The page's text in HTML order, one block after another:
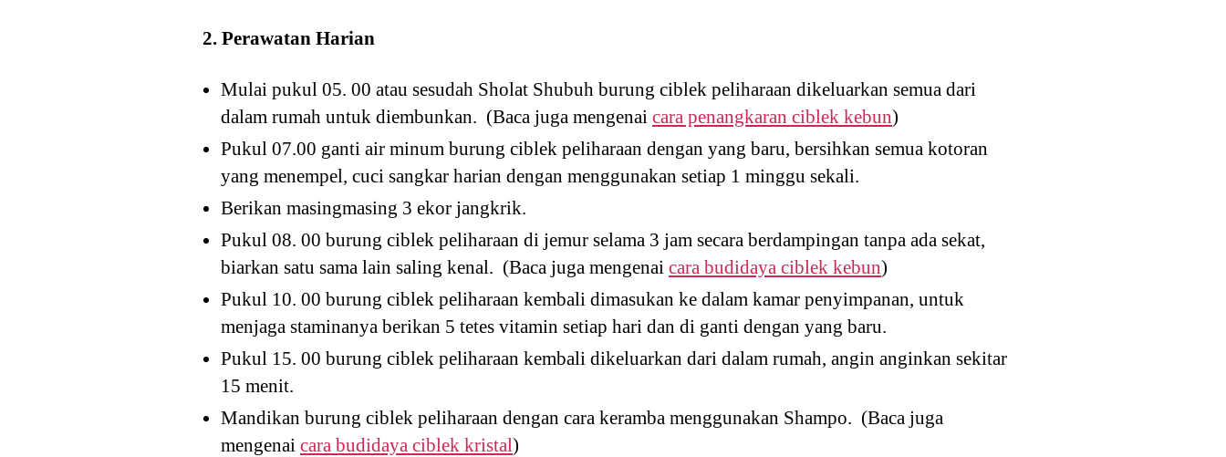
2. Perawatan Harian
Mulai pukul 05. 00 atau sesudah Sholat Shubuh burung ciblek peliharaan dikeluarkan semua dari
dalam rumah untuk diembunkan. (Baca juga mengenai cara penangkaran ciblek kebun)
Pukul 07.00 ganti air minum burung ciblek peliharaan dengan yang baru, bersihkan semua kotoran
yang menempel, cuci sangkar harian dengan menggunakan setiap 1 minggu sekali.
Berikan masingmasing 3 ekor jangkrik.
Pukul 08. 00 burung ciblek peliharaan di jemur selama 3 jam secara berdampingan tanpa ada sekat,
biarkan satu sama lain saling kenal. (Baca juga mengenai cara budidaya ciblek kebun)
Pukul 10. 00 burung ciblek peliharaan kembali dimasukan ke dalam kamar penyimpanan, untuk
menjaga staminanya berikan 5 tetes vitamin setiap hari dan di ganti dengan yang baru.
Pukul 15. 00 burung ciblek peliharaan kembali dikeluarkan dari dalam rumah, angin anginkan sekitar
15 menit.
Mandikan burung ciblek peliharaan dengan cara keramba menggunakan Shampo. (Baca juga
mengenai cara budidaya ciblek kristal)